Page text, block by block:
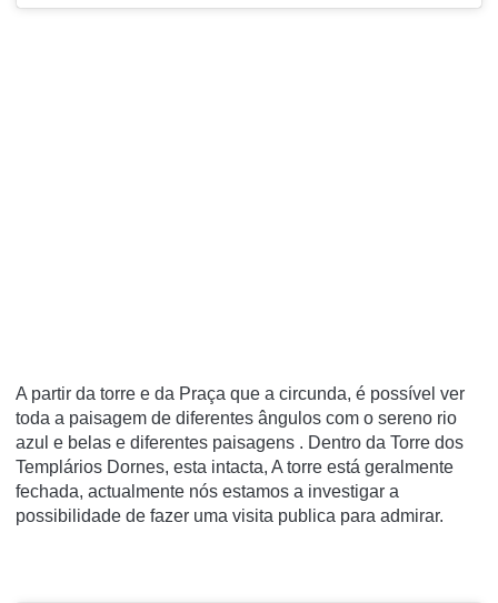
A partir da torre e da Praça que a circunda, é possível ver
toda a paisagem de diferentes ângulos com o sereno rio
azul e belas e diferentes paisagens . Dentro da Torre dos
Templários Dornes, esta intacta, A torre está geralmente
fechada, actualmente nós estamos a investigar a
possibilidade de fazer uma visita publica para admirar.